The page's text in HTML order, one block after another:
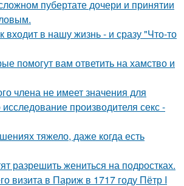
пубертате дочери и принятии
входит в нашу жизнь - и сразу "Что-то
помогут вам ответить на хамство и
члена не имеет значения для
производителя секс -
тяжело, даже когда есть
разрешить жениться на подростках.
визита в Париж в 1717 году Пётр I